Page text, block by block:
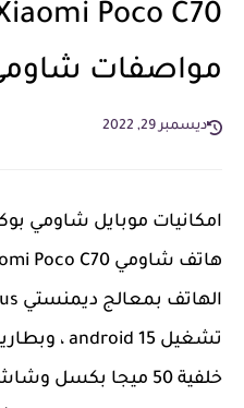
مواصفات شاومي
ديسمبر 29, 2022